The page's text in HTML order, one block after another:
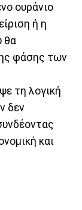
ουράνιο
ή η
θα
φάσης των
τη λογική
δεν
και